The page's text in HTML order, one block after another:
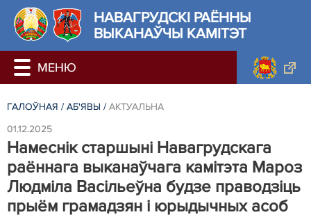
НАВАГРУДСКІ РАЁННЫ
ВЫКАНАЎЧЫ КАМІТЭТ
ГАЛОЎНАЯ / АБ'ЯВЫ / АКТУАЛЬНА
01.12.2025
Намеснік старшыні Навагрудскага
раённага выканаўчага камітэта Мароз
Людміла Васільеўна будзе праводзіць
прыём грамадзян і юрыдычных асоб